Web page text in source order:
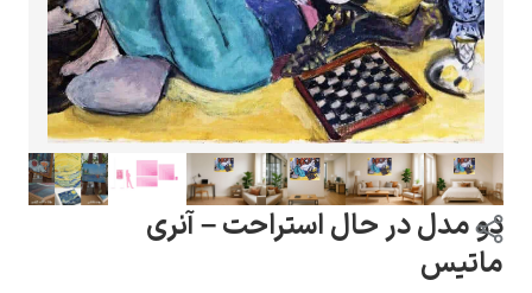
ونسان ون گوگ
دو مدل در حال استراحت – آنری
ماتیس